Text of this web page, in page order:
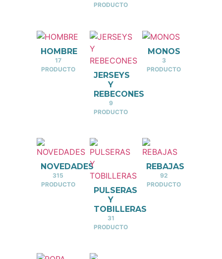
PRODUCTO
HOMBRE
17
PRODUCTO
JERSEYS
Y
REBECONES
9
PRODUCTO
MONOS
3
PRODUCTO
NOVEDADES
315
PRODUCTO
PULSERAS
Y
TOBILLERAS
31
PRODUCTO
REBAJAS
92
PRODUCTO